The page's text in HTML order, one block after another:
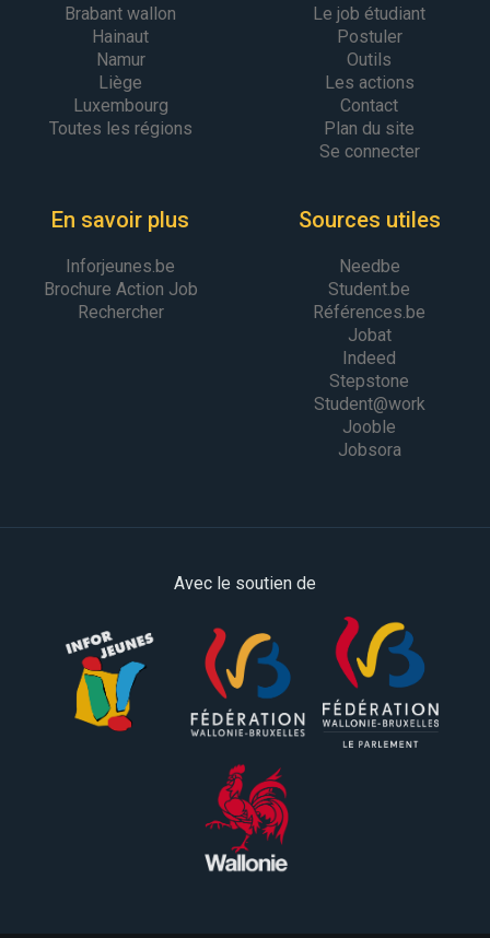
Brabant wallon
Hainaut
Namur
Liège
Luxembourg
Toutes les régions
Le job étudiant
Postuler
Outils
Les actions
Contact
Plan du site
Se connecter
En savoir plus
Inforjeunes.be
Brochure Action Job
Rechercher
Sources utiles
Needbe
Student.be
Références.be
Jobat
Indeed
Stepstone
Student@work
Jooble
Jobsora
Avec le soutien de